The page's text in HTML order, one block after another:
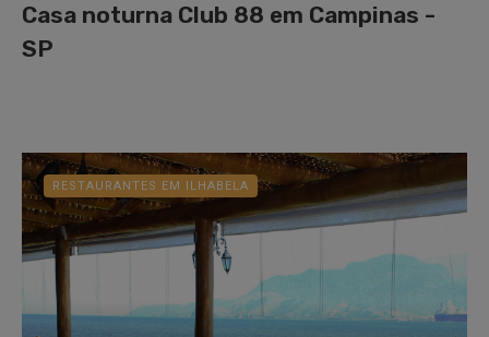
Casa noturna Club 88 em Campinas -
SP
RESTAURANTES EM ILHABELA